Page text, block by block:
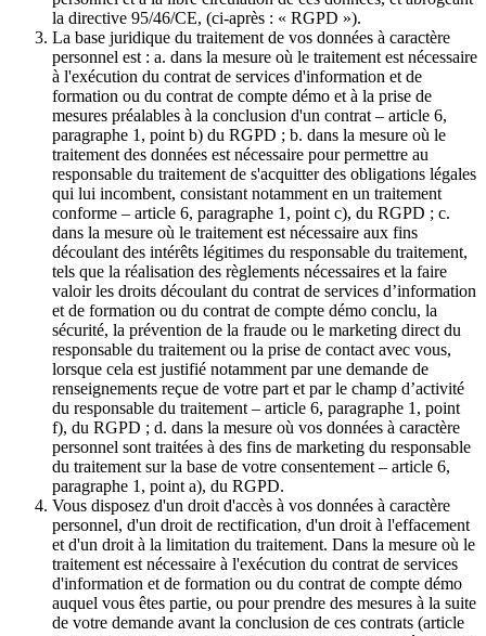
la directive 95/46/CE, (ci-après : « RGPD »).
La base juridique du traitement de vos données à caractère
personnel est : a. dans la mesure où le traitement est nécessaire
à l'exécution du contrat de services d'information et de
formation ou du contrat de compte démo et à la prise de
mesures préalables à la conclusion d'un contrat – article 6,
paragraphe 1, point b) du RGPD ; b. dans la mesure où le
traitement des données est nécessaire pour permettre au
responsable du traitement de s'acquitter des obligations légales
qui lui incombent, consistant notamment en un traitement
conforme – article 6, paragraphe 1, point c), du RGPD ; c.
dans la mesure où le traitement est nécessaire aux fins
découlant des intérêts légitimes du responsable du traitement,
tels que la réalisation des règlements nécessaires et la faire
valoir les droits découlant du contrat de services d’information
et de formation ou du contrat de compte démo conclu, la
sécurité, la prévention de la fraude ou le marketing direct du
responsable du traitement ou la prise de contact avec vous,
lorsque cela est justifié notamment par une demande de
renseignements reçue de votre part et par le champ d’activité
du responsable du traitement – article 6, paragraphe 1, point
f), du RGPD ; d. dans la mesure où vos données à caractère
personnel sont traitées à des fins de marketing du responsable
du traitement sur la base de votre consentement – article 6,
paragraphe 1, point a), du RGPD.
Vous disposez d'un droit d'accès à vos données à caractère
personnel, d'un droit de rectification, d'un droit à l'effacement
et d'un droit à la limitation du traitement. Dans la mesure où le
traitement est nécessaire à l'exécution du contrat de services
d'information et de formation ou du contrat de compte démo
auquel vous êtes partie, ou pour prendre des mesures à la suite
de votre demande avant la conclusion de ces contrats (article